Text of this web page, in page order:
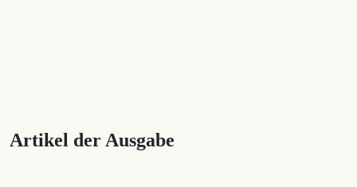
Artikel der Ausgabe